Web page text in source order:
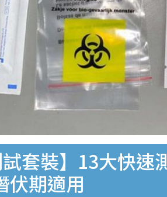
試套裝】13大快
伏期適用